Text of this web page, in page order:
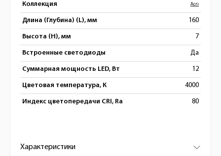
Коллекция Acri
Длина (Глубина) (L), мм 160
Высота (H), мм 7
Встроенные светодиоды Да
Суммарная мощность LED, Вт 12
Цветовая температура, К 4000
Индекс цветопередачи CRI, Ra 80
Характеристики